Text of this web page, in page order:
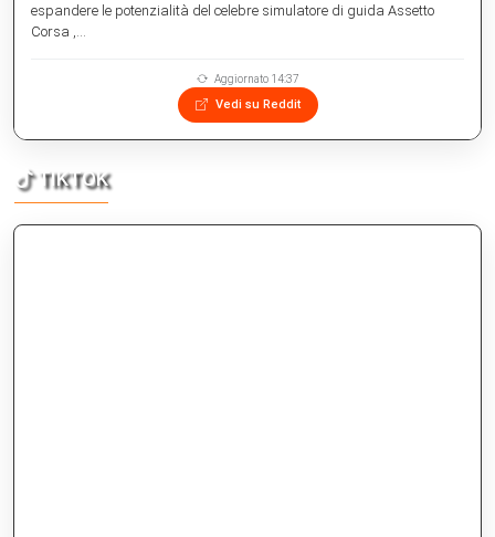
espandere le potenzialità del celebre simulatore di guida Assetto
Corsa ,...
Aggiornato 14:37
Vedi su Reddit
TIKTOK